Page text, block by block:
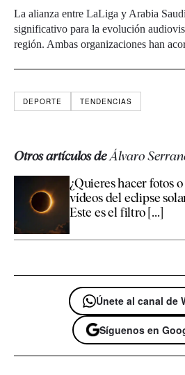
La alianza entre LaLiga y Arabia
significativo para la evolución
región. Ambas organizaciones han
DEPORTE TENDENCIAS
Otros artículos deÁlvaro
¿Quieres hacer fotos o
vídeos del eclipse
Este es el filtro [...]
Únete al canal de
Síguenos en